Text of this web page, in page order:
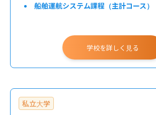
船舶運航システム課程（主計コース）
学校を詳しく見る
私立大学